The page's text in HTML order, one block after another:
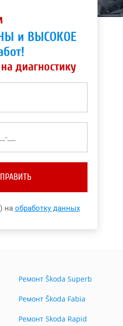
и ВЫСОКОЕ
диагностику
на обработку данных
Ремонт Škoda Superb
Ремонт Škoda Fabia
Ремонт Skoda Rapid